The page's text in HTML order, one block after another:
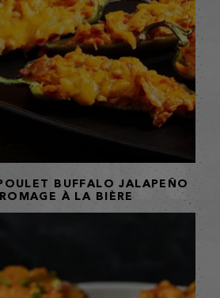
BUFFALO JALAPEÑO
À LA BIÈRE